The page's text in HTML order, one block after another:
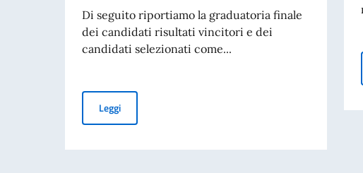
Di seguito riportiamo la graduatoria finale
dei candidati risultati vincitori e dei
candidati selezionati come...
LeggiBORSE DI STUDIO OFFERTE DAL GOVERNO ITALIANO